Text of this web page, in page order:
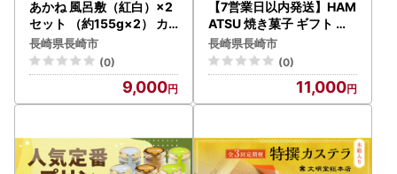
あかね 風呂敷（紅白）×2
セット （約155g×2） カ
ステラ スイーツ 長崎
長崎県長崎市
(0)
9,000
【7営業日以内発送】HAM
ATSU 焼き菓子 ギフト セ
ット スノーボール フロラ
ンタン クッキー ショコラ
メレンゲ オレンジ マーマ
レード お菓子 焼菓子 詰め
合わせ 長崎県 長崎市
長崎県長崎市
(0)
11,000